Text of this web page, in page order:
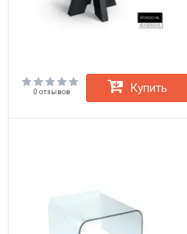
0 отзывов Купить